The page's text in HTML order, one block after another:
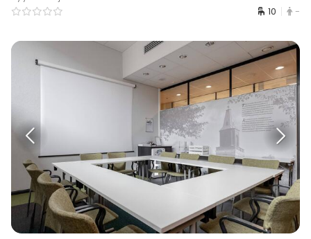
10 -